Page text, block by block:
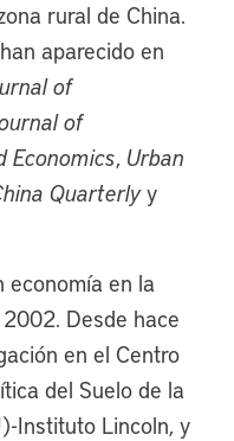
rural de China.
aparecido en
of
of
Economics, Urban
Quarterlyy
economía en la
Desde hace
en el Centro
del Suelo de la
Instituto Lincoln, y